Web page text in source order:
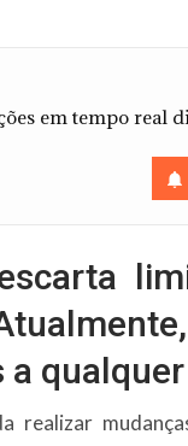
em tempo real
a
realizar